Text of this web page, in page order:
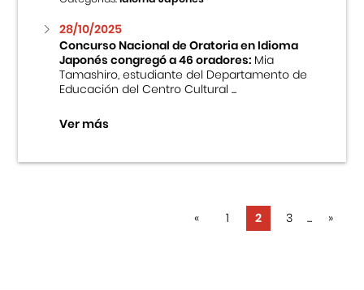
28/10/2025
Concurso Nacional de Oratoria en Idioma
Japonés congregó a 46 oradores:Mia
Tamashiro, estudiante del Departamento de
Educación del Centro Cultural ...
Ver más
« 1 2 3 ... »